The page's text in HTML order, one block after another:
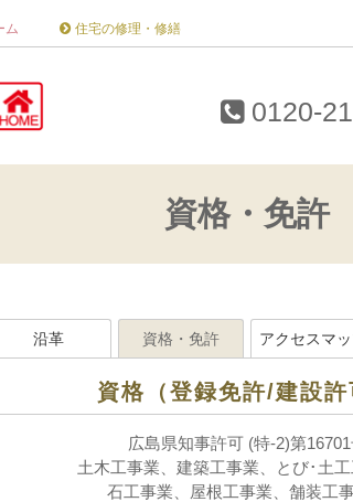
ム 住宅の修理・修繕
0120-
資格・免許
沿革 資格・免許 アクセスマ
資格（登録免許/建設許
広島県知事許可 (特-2)第
土木工事業、建築工事業、とび･土工
石工事業、屋根工事業、舗装工事